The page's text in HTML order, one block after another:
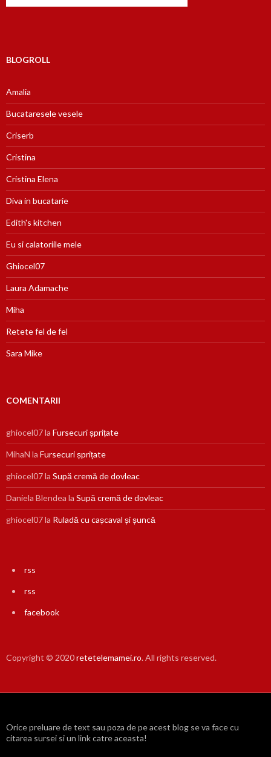
BLOGROLL
Amalia
Bucataresele vesele
Criserb
Cristina
Cristina Elena
Diva in bucatarie
Edith's kitchen
Eu si calatoriile mele
Ghiocel07
Laura Adamache
Miha
Retete fel de fel
Sara Mike
COMENTARII
ghiocel07la Fursecuri șprițate
MihaN la Fursecuri șprițate
ghiocel07la Supă cremă de dovleac
Daniela Blendea la Supă cremă de dovleac
ghiocel07la Ruladă cu cașcaval și șuncă
rss
rss
facebook
Copyright © 2020retetelemamei.ro. All rights reserved.
Orice preluare de text sau poza de pe acest blog se va face cu
citarea sursei si un link catre aceasta!